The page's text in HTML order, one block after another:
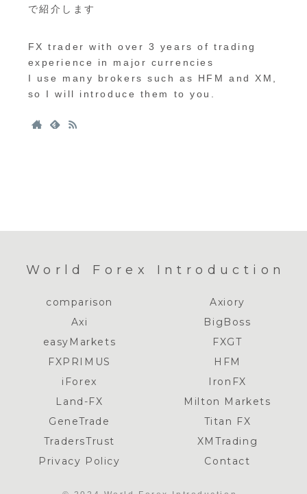
で紹介します
FX trader with over 3 years of trading
experience in major currencies
I use many brokers such as HFM and XM,
so I will introduce them to you.
World Forex Introduction
comparison
Axiory
Axi
BigBoss
easyMarkets
FXGT
FXPRIMUS
HFM
iForex
IronFX
Land-FX
Milton Markets
GeneTrade
Titan FX
TradersTrust
XMTrading
Privacy Policy
Contact